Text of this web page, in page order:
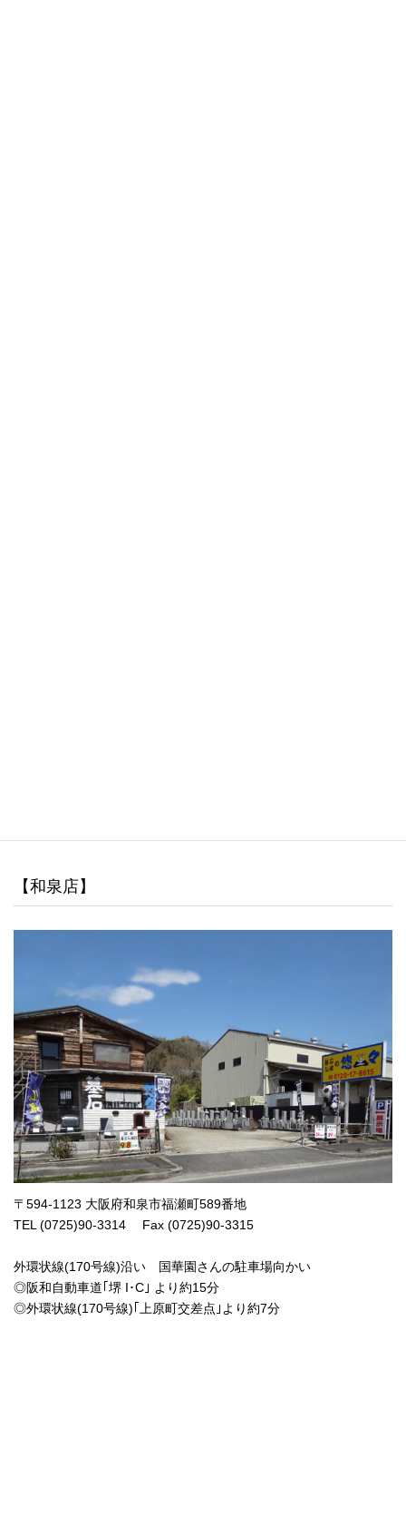
【和泉店】
〒594-1123 大阪府和泉市福瀬町589番地
TEL (0725)90-3314 Fax (0725)90-3315
外環状線(170号線)沿い 国華園さんの駐車場向かい
◎阪和自動車道｢堺 I･C｣ より約15分
◎外環状線(170号線)｢上原町交差点｣より約7分